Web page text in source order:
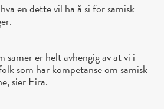
en dette vil ha å si for samisk
samer er helt avhengig av at vi i
som har kompetanse om samisk
sier Eira.